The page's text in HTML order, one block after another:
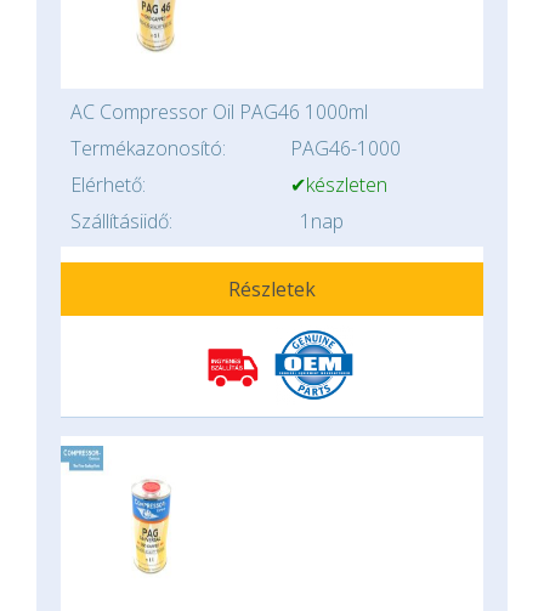
AC Compressor Oil PAG46 1000ml
Termékazonosító:
PAG46-1000
Elérhető:
✔készleten
Szállításiidő:
1nap
Részletek